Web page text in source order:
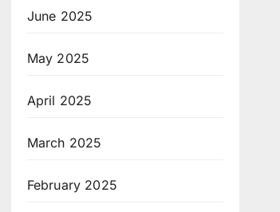
June 2025
May 2025
April 2025
March 2025
February 2025